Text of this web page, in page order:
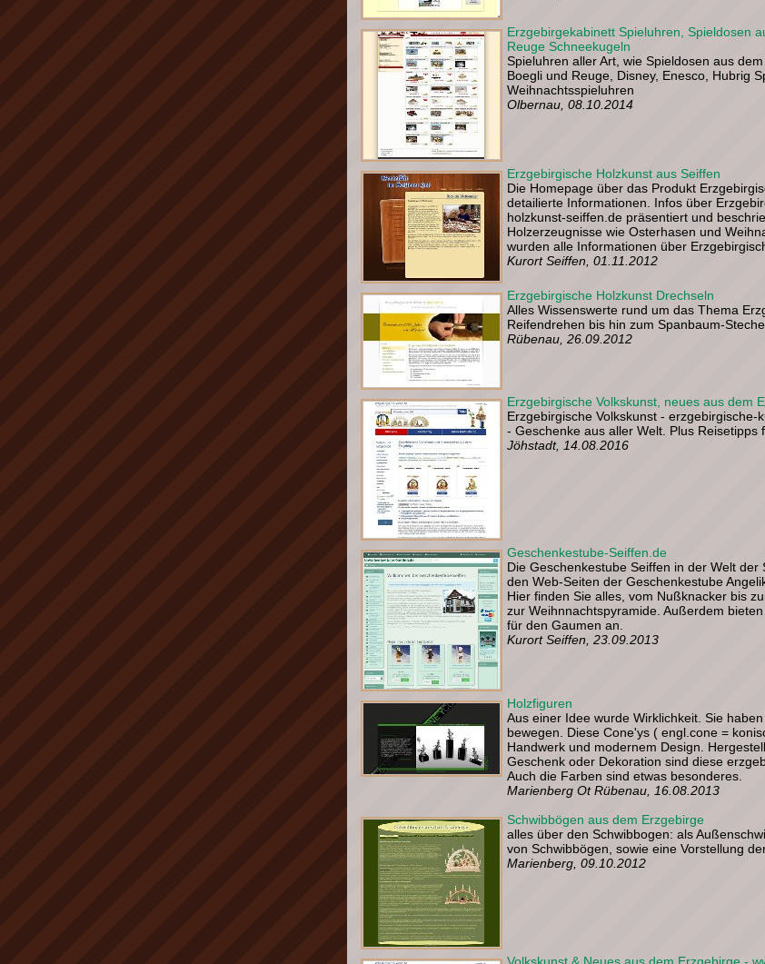
Erzgebirgekabinett Spieluhren, Spieldosen
Reuge Schneekugeln
Spieluhren aller Art, wie Spieldosen aus
Boegli und Reuge, Disney, Enesco, Hubrig
Weihnachtsspieluhren
Olbernau, 08.10.2014
Erzgebirgische Holzkunst aus Seiffen
Die Homepage über das Produkt
detailierte Informationen. Infos über
holzkunst-seiffen.de präsentiert und
Holzerzeugnisse wie Osterhasen und
wurden alle Informationen über
Kurort Seiffen, 01.11.2012
Erzgebirgische Holzkunst Drechseln
Alles Wissenswerte rund um das Thema
Reifendrehen bis hin zum Spanbaum-
Rübenau, 26.09.2012
Erzgebirgische Volkskunst, neues aus dem
Erzgebirgische Volkskunst -
- Geschenke aus aller Welt. Plus Reisetipps
Jöhstadt, 14.08.2016
Geschenkestube-Seiffen.de
Die Geschenkestube Seiffen in der Welt
den Web-Seiten der Geschenkestube
Hier finden Sie alles, vom Nußknacker bis
zur Weihnnachtspyramide. Außerdem
für den Gaumen an.
Kurort Seiffen, 23.09.2013
Holzfiguren
Aus einer Idee wurde Wirklichkeit. Sie
bewegen. Diese Cone'ys ( engl.cone =
Handwerk und modernem Design.
Geschenk oder Dekoration sind diese
Auch die Farben sind etwas besonderes.
Marienberg Ot Rübenau, 16.08.2013
Schwibbögen aus dem Erzgebirge
alles über den Schwibbogen: als
von Schwibbögen, sowie eine Vorstellung
Marienberg, 09.10.2012